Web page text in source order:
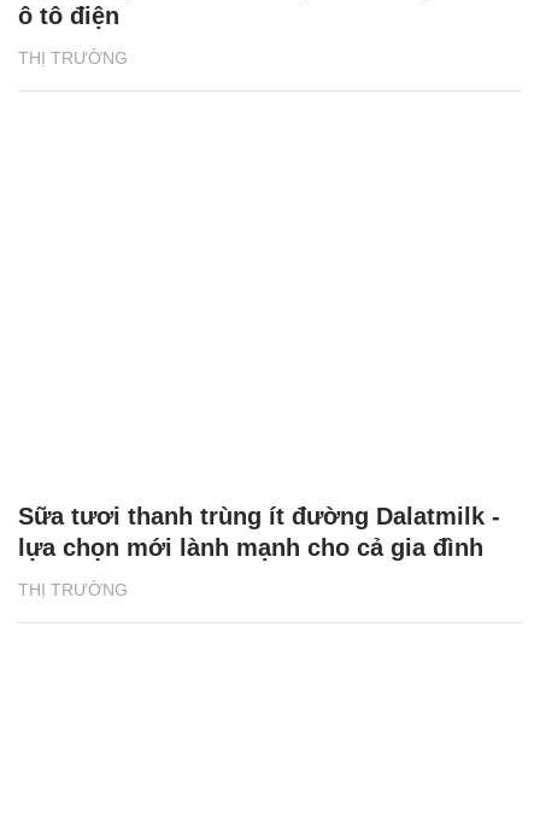
THỊ TRƯỜNG
ô tô điện
THỊ TRƯỜNG
Sữa tươi thanh trùng ít đường Dalatmilk -
lựa chọn mới lành mạnh cho cả gia đình